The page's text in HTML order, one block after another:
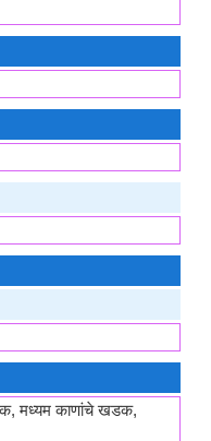
मध्यम काणांचे खडक,